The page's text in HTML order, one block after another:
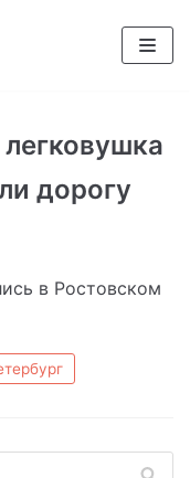
дорогу
в Ростовском